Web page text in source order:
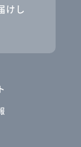
けし